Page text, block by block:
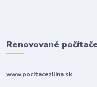
Renovované
www.pocitacezilina.sk